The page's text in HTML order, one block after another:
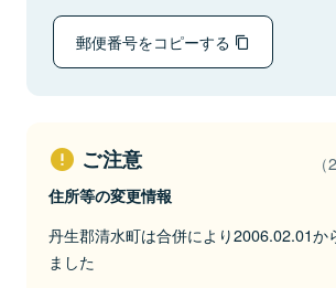
郵便番号をコピーする
ご注意
住所等の変更情報
丹生郡清水町は合併により2006.02.01か
ました